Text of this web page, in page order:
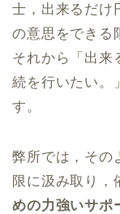
士，出来るだけ
の意思をできる
それから「出来
続を行いたい。
す。
弊所では，その
限に汲み取り，
めの力強いサポ